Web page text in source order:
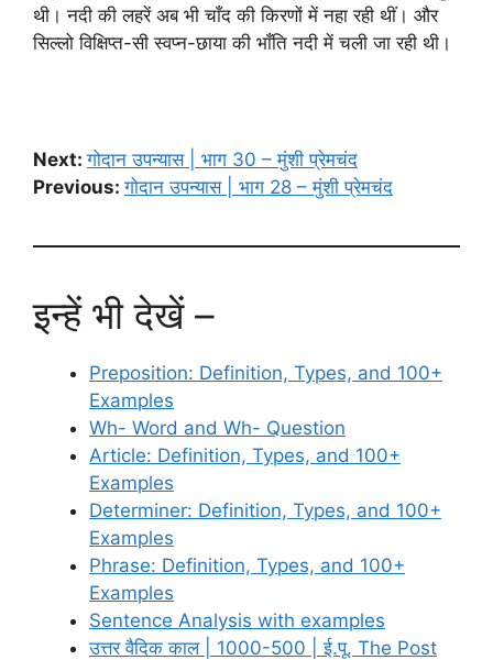
थी। नदी की लहरें अब भी चाँद की किरणों में नहा रही थीं। और
सिल्लो विक्षिप्त-सी स्वप्न-छाया की भाँति नदी में चली जा रही थी।
Next:गोदान उपन्यास | भाग 30 – मुंशी प्रेमचंद
Previous:गोदान उपन्यास | भाग 28 – मुंशी प्रेमचंद
इन्हें भी देखें –
Preposition: Definition, Types, and 100+
Examples
Wh- Word and Wh- Question
Article: Definition, Types, and 100+
Examples
Determiner: Definition, Types, and 100+
Examples
Phrase: Definition, Types, and 100+
Examples
Sentence Analysis with examples
उत्तर वैदिक काल | 1000-500 | ई.पू. The Post